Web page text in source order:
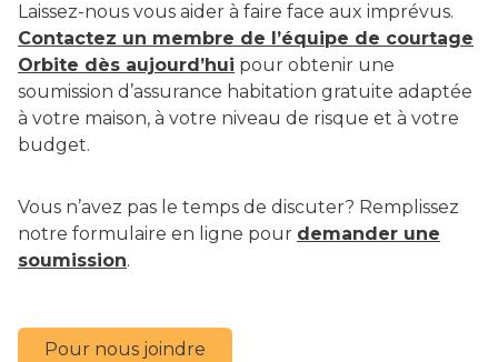
Laissez-nous vous aider à faire face aux imprévus.
Contactez un membre de l’équipe de courtage
Orbite dès aujourd’hui pour obtenir une
soumission d’assurance habitation gratuite adaptée
à votre maison, à votre niveau de risque et à votre
budget.
Vous n’avez pas le temps de discuter? Remplissez
notre formulaire en ligne pour demander une
soumission.
Pour nous joindre